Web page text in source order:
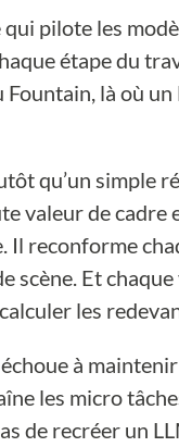
pilote les
étape du
là où
qu’un simple
valeur de cadre
Il reconforme
scène. Et
les
à
les micro
de recréer un